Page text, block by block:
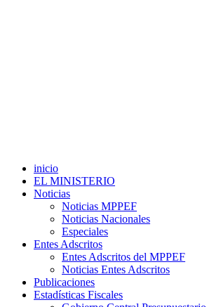
inicio
EL MINISTERIO
Noticias
Noticias MPPEF
Noticias Nacionales
Especiales
Entes Adscritos
Entes Adscritos del MPPEF
Noticias Entes Adscritos
Publicaciones
Estadísticas Fiscales